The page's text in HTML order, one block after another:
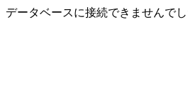
データベースに接続できませんでし